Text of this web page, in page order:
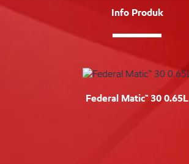
Info Produk
Federal Matic™ 30 0.65L